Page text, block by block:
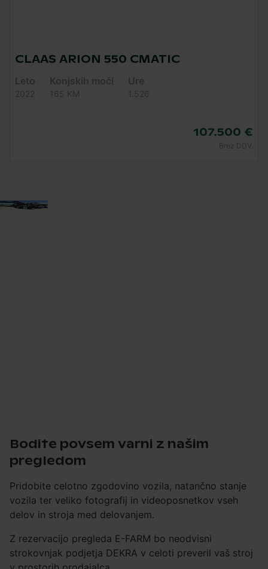
CLAAS ARION 550 CMATIC
Leto
2022
Konjskih moči
165 KM
Ure
1.526
107.500 €
Brez DDV.
Bodite povsem varni z našim
pregledom
Pridobite celotno zgodovino vozila, natančno stanje
vozila ter veliko fotografij in videoposnetkov vseh
delov in stroja med delovanjem.
Z rezervacijo pregleda E-FARM bo neodvisni
strokovnjak podjetja DEKRA v celoti preveril vaš stroj